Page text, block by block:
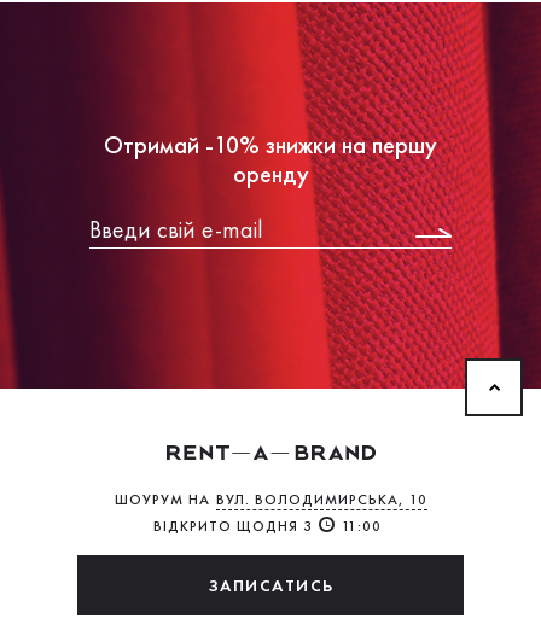
Отримай -10% знижки на першу
оренду
ШОУРУМ НА ВУЛ. ВОЛОДИМИРСЬКА, 10
ВІДКРИТО ЩОДНЯ З
11:00
ЗАПИСАТИСЬ